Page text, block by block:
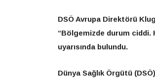
DSÖ Avrupa Direktörü
“Bölgemizde durum ciddi.
uyarısında bulundu.
Dünya Sağlık Örgütü